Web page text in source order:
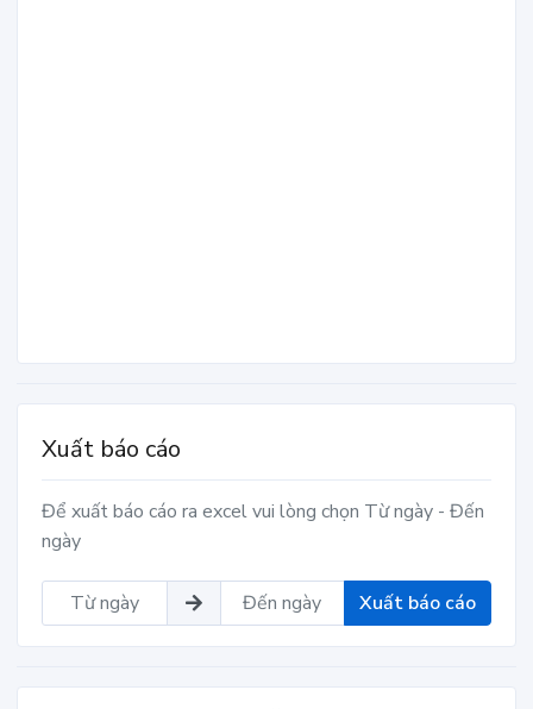
Xuất báo cáo
Để xuất báo cáo ra excel vui lòng chọn Từ ngày - Đến
ngày
Xuất báo cáo